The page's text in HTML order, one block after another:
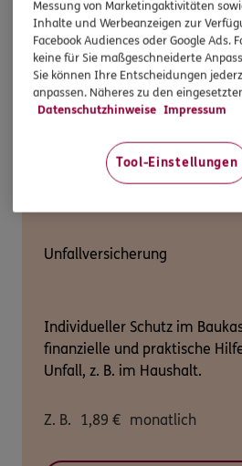
Unfallversicherung
Individueller Schutz im
finanzielle und praktische
Unfall, z. B. im Haushalt.
Z. B. 1,89 € monatlich
Messung von Marketingaktivitäten
Inhalte und Werbeanzeigen zur
Facebook Audiences oder Google Ads.
keine für Sie maßgeschneiderte
Sie können Ihre Entscheidungen
anpassen. Näheres zu den
Datenschutzhinweise Impressum
Tool-Einstellungen